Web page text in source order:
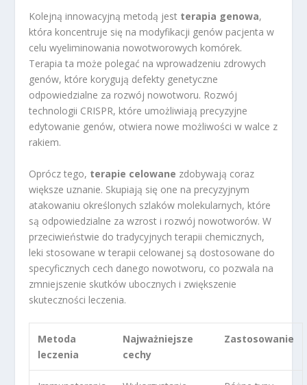
Kolejną innowacyjną metodą jest terapia genowa,
która koncentruje się na modyfikacji genów pacjenta w
celu wyeliminowania nowotworowych komórek.
Terapia ta może polegać na wprowadzeniu zdrowych
genów, które korygują defekty genetyczne
odpowiedzialne za rozwój nowotworu. Rozwój
technologii CRISPR, które umożliwiają precyzyjne
edytowanie genów, otwiera nowe możliwości w walce z
rakiem.
Oprócz tego, terapie celowane zdobywają coraz
większe uznanie. Skupiają się one na precyzyjnym
atakowaniu określonych szlaków molekularnych, które
są odpowiedzialne za wzrost i rozwój nowotworów. W
przeciwieństwie do tradycyjnych terapii chemicznych,
leki stosowane w terapii celowanej są dostosowane do
specyficznych cech danego nowotworu, co pozwala na
zmniejszenie skutków ubocznych i zwiększenie
skuteczności leczenia.
Metoda
leczenia
Najważniejsze
cechy
Zastosowanie